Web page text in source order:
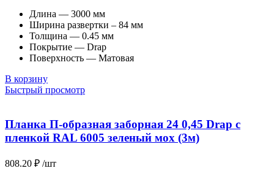
Длина — 3000 мм
Ширина развертки – 84 мм
Толщина — 0.45 мм
Покрытие — Drap
Поверхность — Матовая
В корзину
Быстрый просмотр
Планка П-образная заборная 24 0,45 Drap с
пленкой RAL 6005 зеленый мох (3м)
808.20 ₽ /шт